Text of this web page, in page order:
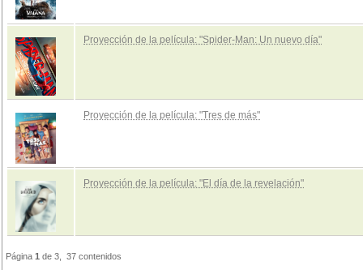
Proyección de la película: "Spider-Man: Un nuevo día"
Proyección de la película: "Tres de más"
Proyección de la película: "El día de la revelación"
Página 1 de 3, 37 contenidos